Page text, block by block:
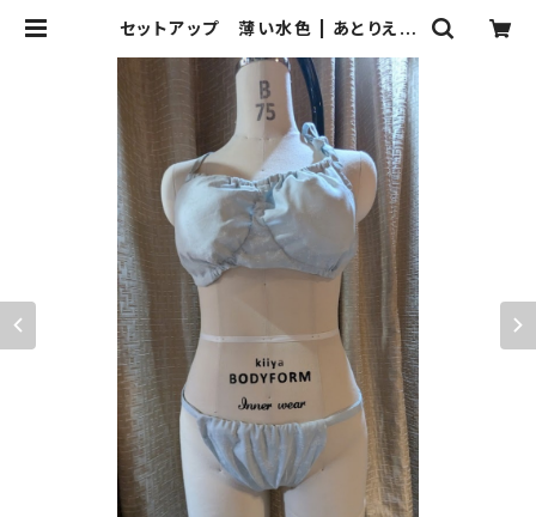
セットアップ 薄い水色 | あとりえま